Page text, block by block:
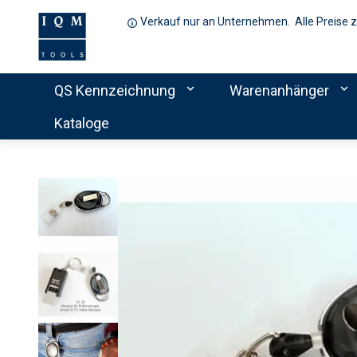
Verkauf nur an Unternehmen. Alle Preise
QS Kennzeichnung expand_more Warenanhänger expand_more
Kataloge